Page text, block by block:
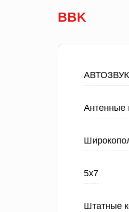
BBK
АВТОЗВУК
Антенные
5х7
Штатные